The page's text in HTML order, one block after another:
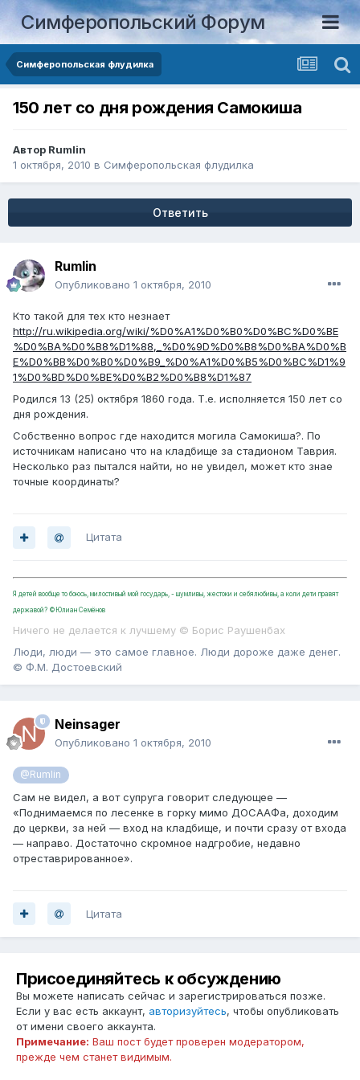
Симферопольский Форум
Симферопольская флудилка
150 лет со дня рождения Самокиша
Автор Rumlin
1 октября, 2010 в Симферопольская флудилка
Ответить
Rumlin
Опубликовано 1 октября, 2010
Кто такой для тех кто незнает
http://ru.wikipedia.org/wiki/%D0%A1%D0%B0%D0%BC%D0%BE
%D0%BA%D0%B8%D1%88,_%D0%9D%D0%B8%D0%BA%D0%B
E%D0%BB%D0%B0%D0%B9_%D0%A1%D0%B5%D0%BC%D1%9
1%D0%BD%D0%BE%D0%B2%D0%B8%D1%87
Родился 13 (25) октября 1860 года. Т.е. исполняется 150 лет со
дня рождения.
Собственно вопрос где находится могила Самокиша?. По
источникам написано что на кладбище за стадионом Таврия.
Несколько раз пытался найти, но не увидел, может кто знае
точные координаты?
Цитата
Я детей вообще то боюсь, милостивый мой государь, - шумливы, жестоки и себялюбивы, а коли дети правят
державой? ©Юлиан Семёнов
Ничего не делается к лучшему © Борис Раушенбах
Люди, люди — это самое главное. Люди дороже даже денег.
© Ф.М. Достоевский
Neinsager
Опубликовано 1 октября, 2010
@Rumlin
Сам не видел, а вот супруга говорит следующее —
«Поднимаемся по лесенке в горку мимо ДОСААФа, доходим
до церкви, за ней — вход на кладбище, и почти сразу от входа
— направо. Достаточно скромное надгробие, недавно
отреставрированное».
Цитата
Присоединяйтесь к обсуждению
Вы можете написать сейчас и зарегистрироваться позже.
Если у вас есть аккаунт, авторизуйтесь, чтобы опубликовать
от имени своего аккаунта.
Примечание: Ваш пост будет проверен модератором,
прежде чем станет видимым.